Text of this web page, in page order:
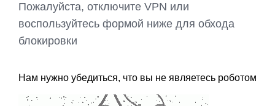
Пожалуйста, отключите VPN или
воспользуйтесь формой ниже для обхода
блокировки
Нам нужно убедиться, что вы не являетесь роботом